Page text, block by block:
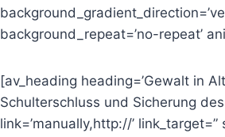
background_repeat=’no-repeat’
[av_heading heading=’Gewalt in
Schulterschluss und Sicherung
link=’manually,http://’